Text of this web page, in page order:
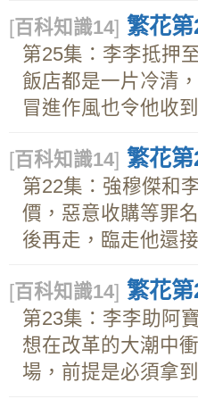
[百科知識14] 繁花
第25集：李李抵押
飯店都是一片冷清
冒進作風也令他收
[百科知識14] 繁花
第22集：強穆傑和
價，惡意收購等罪
後再走，臨走他還
[百科知識14] 繁花
第23集：李李助阿
想在改革的大潮中
場，前提是必須拿